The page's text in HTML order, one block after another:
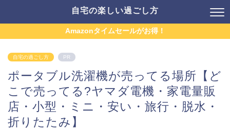
自宅の楽しい過ごし方
Amazonタイムセールがお得！
自宅の過ごし方 PR
ポータブル洗濯機が売ってる場所【ど
こで売ってる?ヤマダ電機・家電量販
店・小型・ミニ・安い・旅行・脱水・
折りたたみ】